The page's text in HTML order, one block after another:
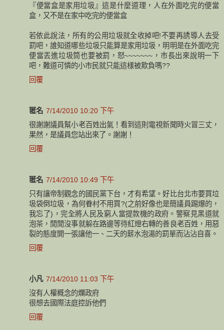
『便當盒是家用垃圾』這是什麼道理，人在外面吃完的便當
盒，又不是在家中吃完的便當盒
若依此說法，所有的公用垃圾就全收掉吧!不要再誘導人去受
罰吧，誰知道哪些垃圾只能算是家用垃圾，明明是在外面吃完
便當丟進垃圾筒也要被罰，怒~~~~~~~，市長出來說明一下
吧，難道可憐的小市民就只能這樣被欺負嗎??
回覆
匿名 7/14/2010 10:20 下午
很謝謝議員幫小老百姓出氣！看到這則電視新聞時火冒三丈，
果然，是議員您站出來了。謝謝！
回覆
匿名 7/14/2010 10:49 下午
只有讓帝制觀念的國民黨下台，才有希望。好比台北市要買垃
圾袋倒垃圾，為何眷村不用買?(之前好像也是簡議員踢爆的，
我忘了)，完全將人民及窮人當提款機的政府。警察見黑道就
泡茶，閒閒沒事就躲在路邊等待紅燈右轉的善良老百姓，用惡
裂的態度開一張讓他一、二天的薪水泡湯的罰單而沾沾自喜。
回覆
小凡 7/14/2010 11:03 下午
沒有人權概念的爛政府
很想去國際法庭控訴他們
回覆